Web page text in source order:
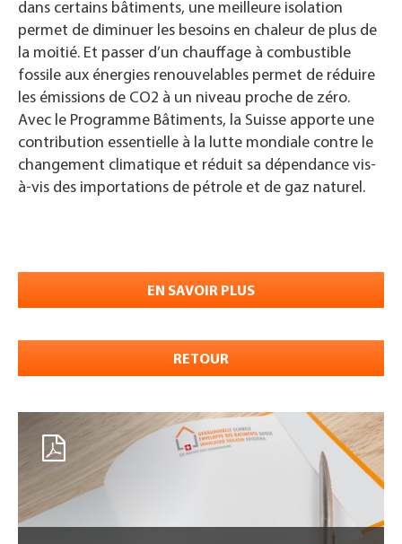
dans certains bâtiments, une meilleure isolation
permet de diminuer les besoins en chaleur de plus de
la moitié. Et passer d’un chauffage à combustible
fossile aux énergies renouvelables permet de réduire
les émissions de CO2 à un niveau proche de zéro.
Avec le Programme Bâtiments, la Suisse apporte une
contribution essentielle à la lutte mondiale contre le
changement climatique et réduit sa dépendance vis-
à-vis des importations de pétrole et de gaz naturel.
EN SAVOIR PLUS
RETOUR